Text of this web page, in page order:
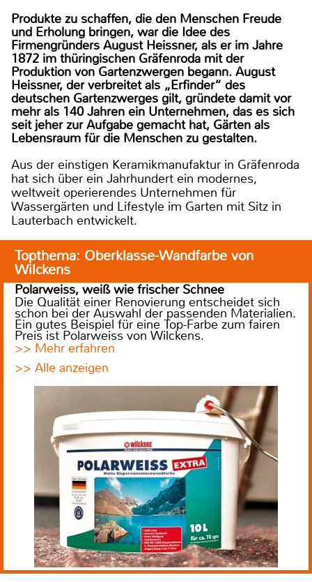
Produkte zu schaffen, die den Menschen Freude
und Erholung bringen, war die Idee des
Firmengründers August Heissner, als er im Jahre
1872 im thüringischen Gräfenroda mit der
Produktion von Gartenzwergen begann. August
Heissner, der verbreitet als „Erfinder“ des
deutschen Gartenzwerges gilt, gründete damit vor
mehr als 140 Jahren ein Unternehmen, das es sich
seit jeher zur Aufgabe gemacht hat, Gärten als
Lebensraum für die Menschen zu gestalten.
Aus der einstigen Keramikmanufaktur in Gräfenroda
hat sich über ein Jahrhundert ein modernes,
weltweit operierendes Unternehmen für
Wassergärten und Lifestyle im Garten mit Sitz in
Lauterbach entwickelt.
Topthema: Oberklasse-Wandfarbe von
Wilckens
Polarweiss, weiß wie frischer Schnee
Die Qualität einer Renovierung entscheidet sich
schon bei der Auswahl der passenden Materialien.
Ein gutes Beispiel für eine Top-Farbe zum fairen
Preis ist Polarweiss von Wilckens.
>> Mehr erfahren
>> Alle anzeigen